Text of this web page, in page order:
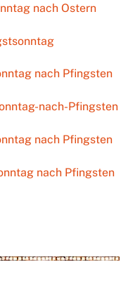
nach Ostern
nach Pfingsten
nach-Pfingsten
nach Pfingsten
nach Pfingsten